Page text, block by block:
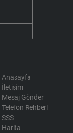
Anasayfa
İletişim
Mesaj Gönder
Telefon Rehberi
SSS
Harita